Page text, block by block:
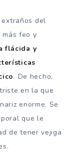
del
más feo y
flácida y
. De hecho,
en la que
enorme. Se
que le
de tener vejiga